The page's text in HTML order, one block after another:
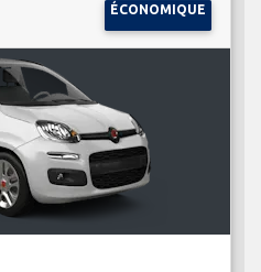
ÉCONOMIQUE